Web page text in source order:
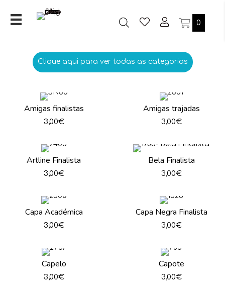
0
Clique aqui para ver todas as categorias
Amigas finalistas
3,00€
Amigas trajadas
3,00€
Artline Finalista
3,00€
Bela Finalista
3,00€
Capa Académica
3,00€
Capa Negra Finalista
3,00€
Capelo
3,00€
Capote
3,00€